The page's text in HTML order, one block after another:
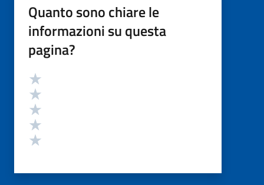
Quanto sono chiare le
informazioni su questa
pagina?
Valutazione